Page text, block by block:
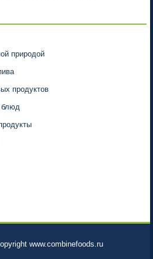
природой
продуктов
блюд
www.combinefoods.ru